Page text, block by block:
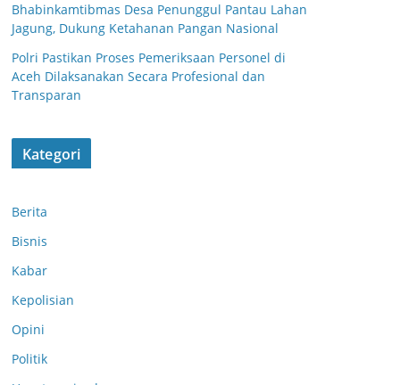
Bhabinkamtibmas Desa Penunggul Pantau Lahan
Jagung, Dukung Ketahanan Pangan Nasional
Polri Pastikan Proses Pemeriksaan Personel di
Aceh Dilaksanakan Secara Profesional dan
Transparan
Kategori
Berita
Bisnis
Kabar
Kepolisian
Opini
Politik